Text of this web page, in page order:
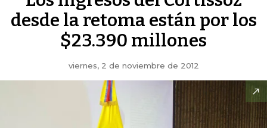
desde la retoma están por los
$23.390 millones
viernes, 2 de noviembre de 2012